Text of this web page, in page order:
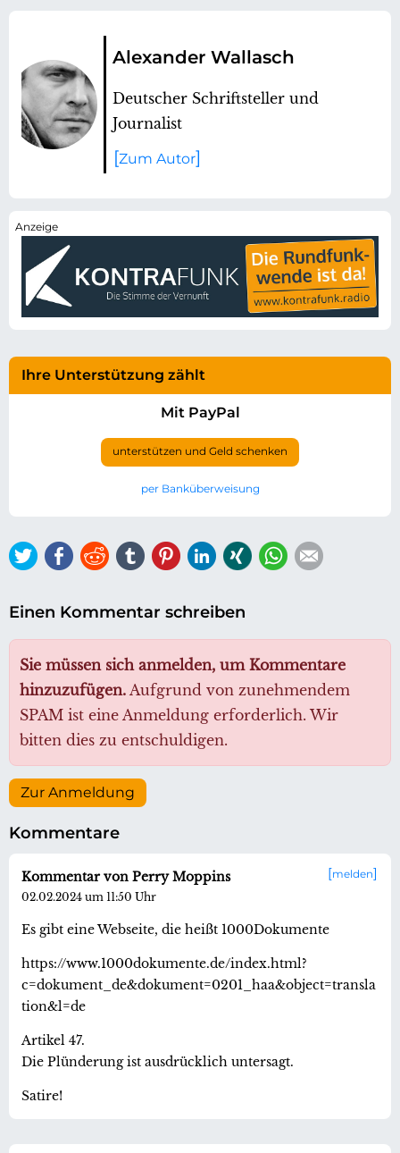
Alexander Wallasch
Deutscher Schriftsteller und
Journalist
Zum Autor
Ihre Unterstützung zählt
Mit PayPal
unterstützen und Geld schenken
per Banküberweisung
TwitterFacebook
ReddittumblrPinterestLinkedIn
Xing WhatsApp
Einen Kommentar schreiben
Sie müssen sich anmelden, um Kommentare
hinzuzufügen. Aufgrund von zunehmendem
SPAM ist eine Anmeldung erforderlich. Wir
bitten dies zu entschuldigen.
Zur Anmeldung
Kommentare
melden
Kommentar von Perry Moppins
02.02.2024 um 11:50 Uhr
Es gibt eine Webseite, die heißt 1000Dokumente
https://www.1000dokumente.de/index.html?
c=dokument_de&dokument=0201_haa&object=transla
tion&l=de
Artikel 47.
Die Plünderung ist ausdrücklich untersagt.
Satire!